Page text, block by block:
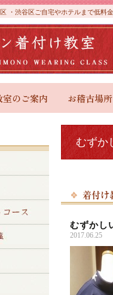
・渋谷区ご自宅やホテルまで低
室のご案内 お稽古場所
むずか
むずかし
2017.06.25